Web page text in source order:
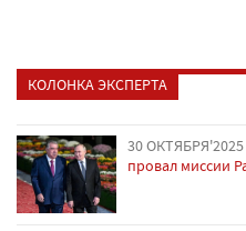
КОЛОНКА ЭКСПЕРТА
30 ОКТЯБРЯ'2025
провал миссии